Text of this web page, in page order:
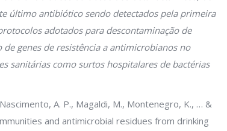
último antibiótico sendo detectados pela primeira
adotados para descontaminação de
genes de resistência a antimicrobianos no
sanitárias como surtos hospitalares de bactérias
A. P., Magaldi, M., Montenegro, K., … &
and antimicrobial residues from drinking